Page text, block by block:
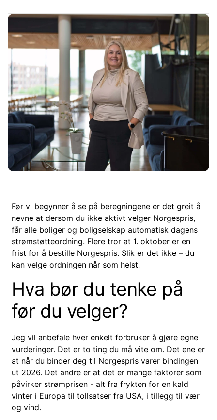
Før vi begynner å se på beregningene er det greit å
nevne at dersom du ikke aktivt velger Norgespris,
får alle boliger og boligselskap automatisk dagens
strømstøtteordning. Flere tror at 1. oktober er en
frist for å bestille Norgespris. Slik er det ikke – du
kan velge ordningen når som helst.
Hva bør du tenke på
før du velger?
Jeg vil anbefale hver enkelt forbruker å gjøre egne
vurderinger. Det er to ting du må vite om. Det ene er
at når du binder deg til Norgespris varer bindingen
ut 2026. Det andre er at det er mange faktorer som
påvirker strømprisen - alt fra frykten for en kald
vinter i Europa til tollsatser fra USA, i tillegg til vær
og vind.